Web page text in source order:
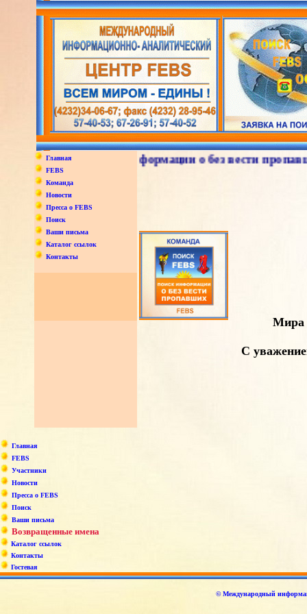
Главная
FEBS
Команда
Новости
Пресса о FEBS
Поиск
Ваши письма
Каталог ссылок
Контакты
поиск и анализ информации о без вести
Мира
С
Главная
FEBS
Участники
Новости
Пресса о FEBS
Поиск
Ваши письма
Возвращенные имена
Каталог ссылок
Контакты
Гостевая
© Международный